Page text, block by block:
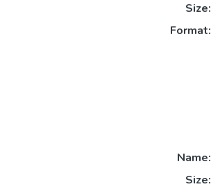
Size:
Format:
Name:
Size: